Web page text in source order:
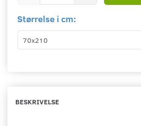
Størrelse i cm:
BESKRIVELSE